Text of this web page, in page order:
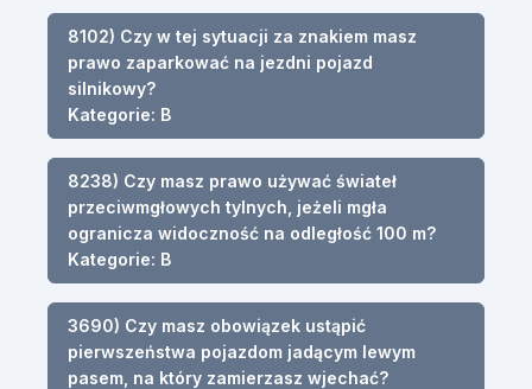
8102) Czy w tej sytuacji za znakiem masz
prawo zaparkować na jezdni pojazd
silnikowy?
Kategorie: B
8238) Czy masz prawo używać świateł
przeciwmgłowych tylnych, jeżeli mgła
ogranicza widoczność na odległość 100 m?
Kategorie: B
3690) Czy masz obowiązek ustąpić
pierwszeństwa pojazdom jadącym lewym
pasem, na który zamierzasz wjechać?